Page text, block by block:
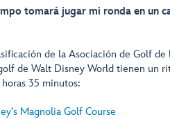
tomará jugar mi ronda en un
de la Asociación de Golf de
de Walt Disney World tienen un
35 minutos:
Magnolia Golf Course